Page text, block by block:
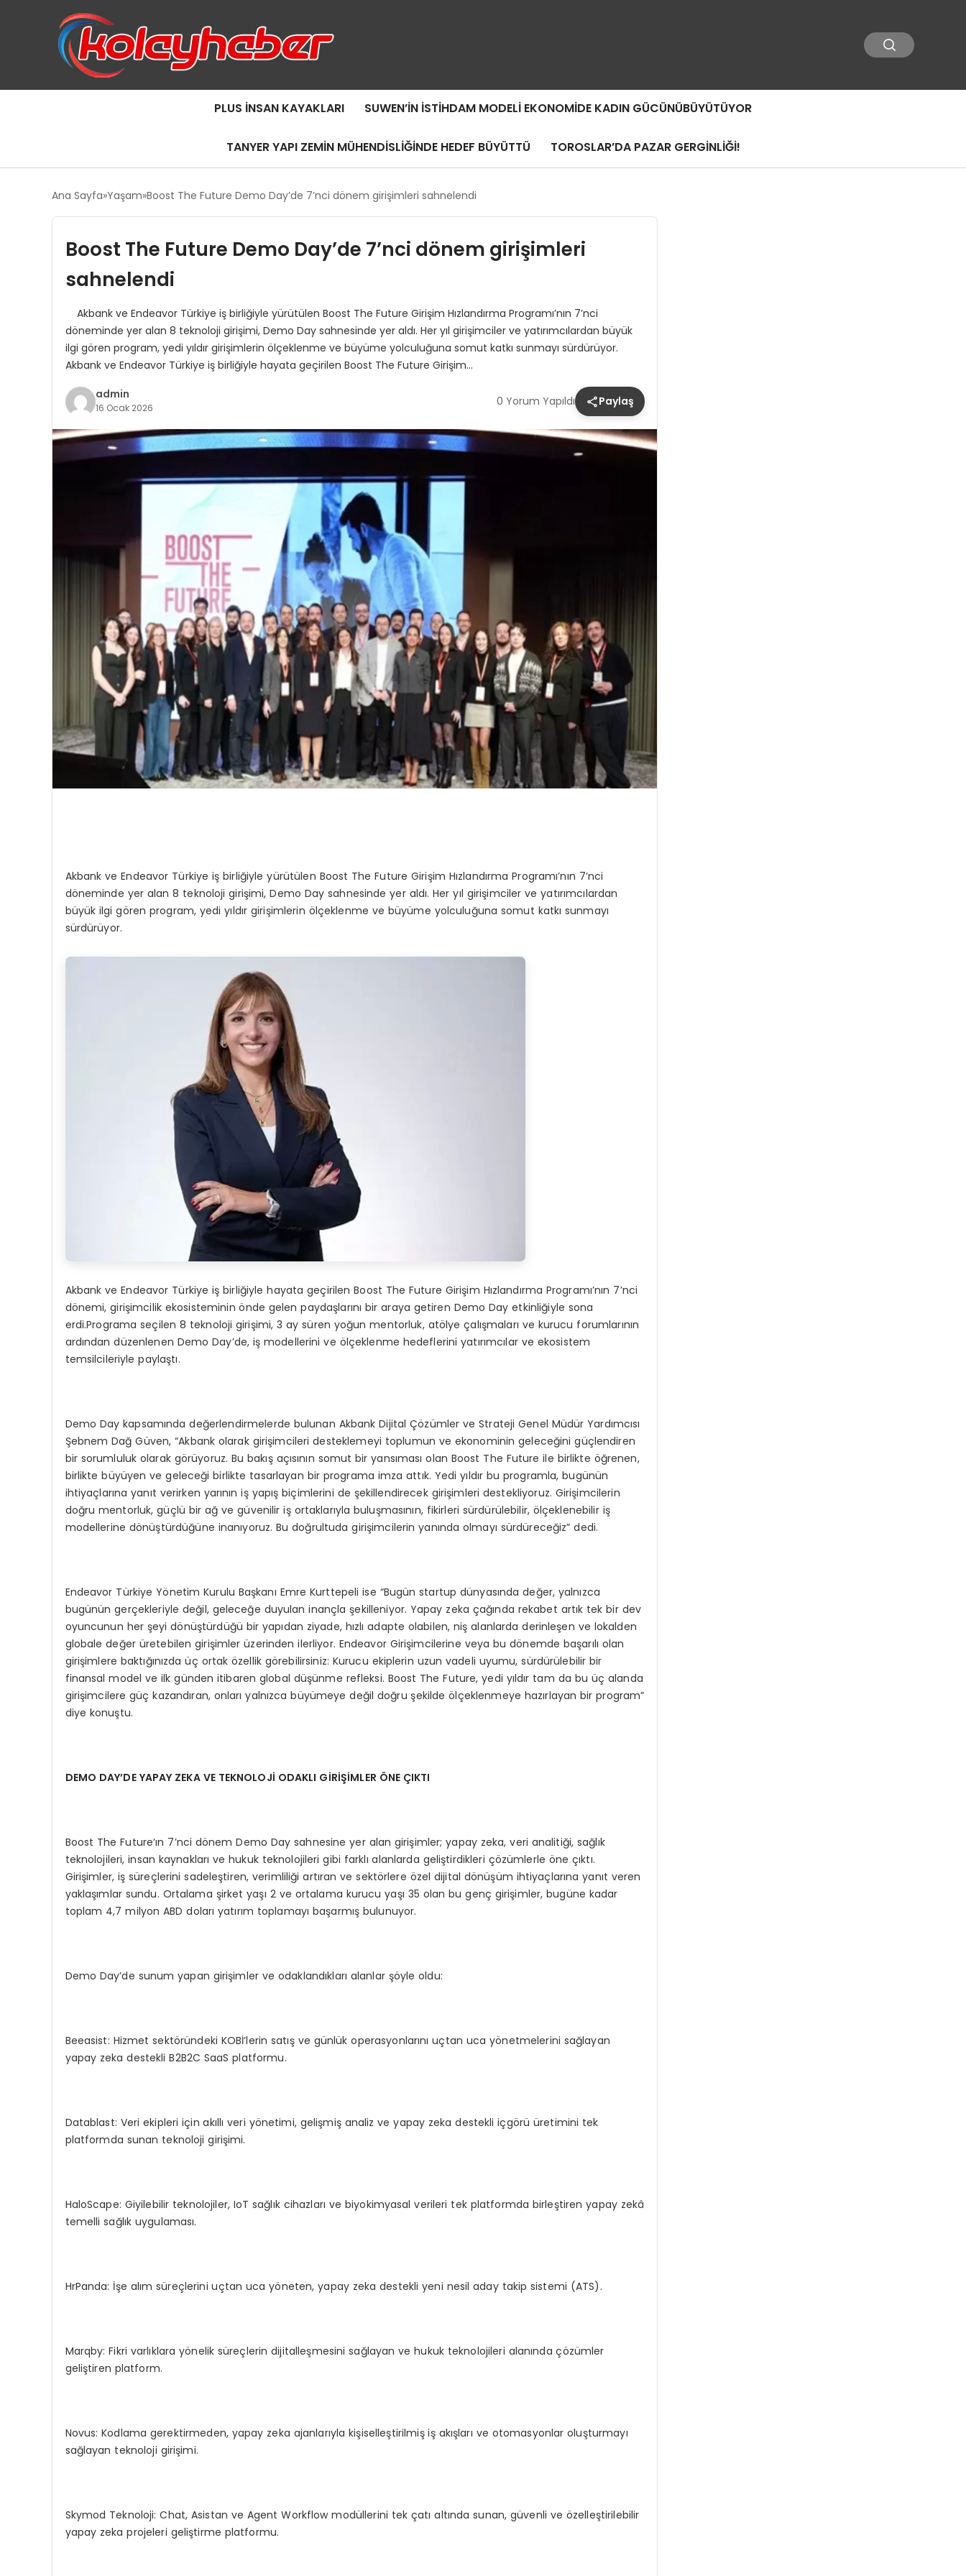
PLUS İNSAN KAYAKLARI SUWEN’IN İSTIHDAM MODELI EKONOMIDE KADIN GÜCÜNÜBÜYÜTÜYOR
TANYER YAPI ZEMIN MÜHENDISLIĞINDE HEDEF BÜYÜTTÜ TOROSLAR’DA PAZAR GERGİNLİĞİ!
Ana Sayfa Yaşam Boost The Future Demo Day’de 7’nci dönem girişimleri sahnelendi
Boost The Future Demo Day’de 7’nci dönem girişimleri
sahnelendi
Akbank ve Endeavor Türkiye iş birliğiyle yürütülen Boost The Future Girişim Hızlandırma Programı’nın 7’nci
döneminde yer alan 8 teknoloji girişimi, Demo Day sahnesinde yer aldı. Her yıl girişimciler ve yatırımcılardan büyük
ilgi gören program, yedi yıldır girişimlerin ölçeklenme ve büyüme yolculuğuna somut katkı sunmayı sürdürüyor.
Akbank ve Endeavor Türkiye iş birliğiyle hayata geçirilen Boost The Future Girişim…
admin
16 Ocak 2026 0 Yorum Yapıldı Paylaş
Akbank ve Endeavor Türkiye iş birliğiyle yürütülen Boost The Future Girişim Hızlandırma Programı’nın 7’nci
döneminde yer alan 8 teknoloji girişimi, Demo Day sahnesinde yer aldı. Her yıl girişimciler ve yatırımcılardan
büyük ilgi gören program, yedi yıldır girişimlerin ölçeklenme ve büyüme yolculuğuna somut katkı sunmayı
sürdürüyor.
Akbank ve Endeavor Türkiye iş birliğiyle hayata geçirilen Boost The Future Girişim Hızlandırma Programı’nın 7’nci
dönemi, girişimcilik ekosisteminin önde gelen paydaşlarını bir araya getiren Demo Day etkinliğiyle sona
erdi.Programa seçilen 8 teknoloji girişimi, 3 ay süren yoğun mentorluk, atölye çalışmaları ve kurucu forumlarının
ardından düzenlenen Demo Day’de, iş modellerini ve ölçeklenme hedeflerini yatırımcılar ve ekosistem
temsilcileriyle paylaştı.
Demo Day kapsamında değerlendirmelerde bulunan Akbank Dijital Çözümler ve Strateji Genel Müdür Yardımcısı
Şebnem Dağ Güven, “Akbank olarak girişimcileri desteklemeyi toplumun ve ekonominin geleceğini güçlendiren
bir sorumluluk olarak görüyoruz. Bu bakış açısının somut bir yansıması olan Boost The Future ile birlikte öğrenen,
birlikte büyüyen ve geleceği birlikte tasarlayan bir programa imza attık. Yedi yıldır bu programla, bugünün
ihtiyaçlarına yanıt verirken yarının iş yapış biçimlerini de şekillendirecek girişimleri destekliyoruz. Girişimcilerin
doğru mentorluk, güçlü bir ağ ve güvenilir iş ortaklarıyla buluşmasının, fikirleri sürdürülebilir, ölçeklenebilir iş
modellerine dönüştürdüğüne inanıyoruz. Bu doğrultuda girişimcilerin yanında olmayı sürdüreceğiz” dedi.
Endeavor Türkiye Yönetim Kurulu Başkanı Emre Kurttepeli ise “Bugün startup dünyasında değer, yalnızca
bugünün gerçekleriyle değil, geleceğe duyulan inançla şekilleniyor. Yapay zeka çağında rekabet artık tek bir dev
oyuncunun her şeyi dönüştürdüğü bir yapıdan ziyade, hızlı adapte olabilen, niş alanlarda derinleşen ve lokalden
globale değer üretebilen girişimler üzerinden ilerliyor. Endeavor Girişimcilerine veya bu dönemde başarılı olan
girişimlere baktığınızda üç ortak özellik görebilirsiniz: Kurucu ekiplerin uzun vadeli uyumu, sürdürülebilir bir
finansal model ve ilk günden itibaren global düşünme refleksi. Boost The Future, yedi yıldır tam da bu üç alanda
girişimcilere güç kazandıran, onları yalnızca büyümeye değil doğru şekilde ölçeklenmeye hazırlayan bir program”
diye konuştu.
DEMO DAY’DE YAPAY ZEKA VE TEKNOLOJİ ODAKLI GİRİŞİMLER ÖNE ÇIKTI
Boost The Future’ın 7’nci dönem Demo Day sahnesine yer alan girişimler; yapay zeka, veri analitiği, sağlık
teknolojileri, insan kaynakları ve hukuk teknolojileri gibi farklı alanlarda geliştirdikleri çözümlerle öne çıktı.
Girişimler, iş süreçlerini sadeleştiren, verimliliği artıran ve sektörlere özel dijital dönüşüm ihtiyaçlarına yanıt veren
yaklaşımlar sundu. Ortalama şirket yaşı 2 ve ortalama kurucu yaşı 35 olan bu genç girişimler, bugüne kadar
toplam 4,7 milyon ABD doları yatırım toplamayı başarmış bulunuyor.
Demo Day’de sunum yapan girişimler ve odaklandıkları alanlar şöyle oldu:
Beeasist: Hizmet sektöründeki KOBİ’lerin satış ve günlük operasyonlarını uçtan uca yönetmelerini sağlayan
yapay zeka destekli B2B2C SaaS platformu.
Datablast: Veri ekipleri için akıllı veri yönetimi, gelişmiş analiz ve yapay zeka destekli içgörü üretimini tek
platformda sunan teknoloji girişimi.
HaloScape: Giyilebilir teknolojiler, IoT sağlık cihazları ve biyokimyasal verileri tek platformda birleştiren yapay zekâ
temelli sağlık uygulaması.
HrPanda: İşe alım süreçlerini uçtan uca yöneten, yapay zeka destekli yeni nesil aday takip sistemi (ATS).
Marqby: Fikri varlıklara yönelik süreçlerin dijitalleşmesini sağlayan ve hukuk teknolojileri alanında çözümler
geliştiren platform.
Novus: Kodlama gerektirmeden, yapay zeka ajanlarıyla kişiselleştirilmiş iş akışları ve otomasyonlar oluşturmayı
sağlayan teknoloji girişimi.
Skymod Teknoloji: Chat, Asistan ve Agent Workflow modüllerini tek çatı altında sunan, güvenli ve özelleştirilebilir
yapay zeka projeleri geliştirme platformu.